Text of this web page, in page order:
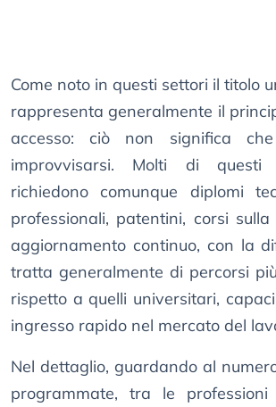
Come noto in questi settori il titolo
rappresenta generalmente il
accesso: ciò non significa
improvvisarsi. Molti di questi
richiedono comunque diplomi
professionali, patentini, corsi
aggiornamento continuo, con la
tratta generalmente di percorsi
rispetto a quelli universitari,
ingresso rapido nel mercato del
Nel dettaglio, guardando al
programmate, tra le professioni